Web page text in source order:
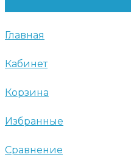
Главная
Кабинет
Корзина
Избранные
Сравнение